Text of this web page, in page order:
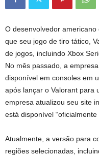
O desenvolvedor
que seu jogo de tiro tático,
de jogos, incluindo Xbox
No mês passado, a
disponível em consoles em
após lançar o Valorant para
empresa atualizou seu site
está disponível
Atualmente, a versão para
regiões selecionadas,